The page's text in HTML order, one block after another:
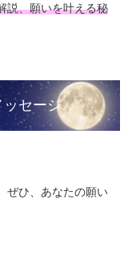
説、願いを叶える秘
ッセージ
ぜひ、あなたの願い